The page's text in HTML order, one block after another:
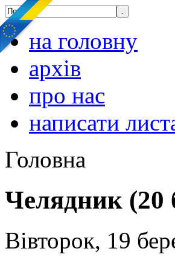
на головну
архів
про нас
написати
Головна
Челядник (20
Вівторок, 19